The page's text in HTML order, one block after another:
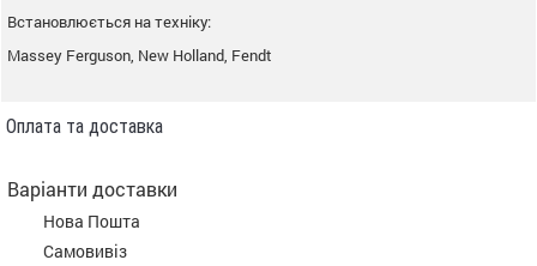
Встановлюється на техніку:
Massey Ferguson, New Holland, Fendt
Оплата та доставка
Варіанти доставки
Нова Пошта
Самовивіз